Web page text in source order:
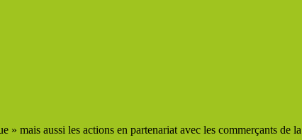
mais aussi les actions en partenariat avec les commerçants de la